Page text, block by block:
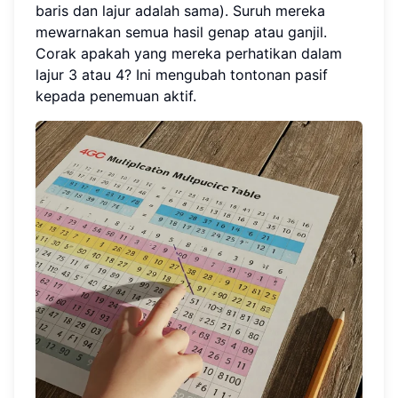
baris dan lajur adalah sama). Suruh mereka
mewarnakan semua hasil genap atau ganjil.
Corak apakah yang mereka perhatikan dalam
lajur 3 atau 4? Ini mengubah tontonan pasif
kepada penemuan aktif.